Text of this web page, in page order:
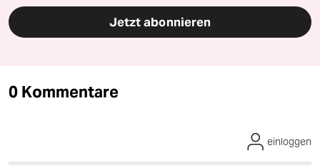
Jetzt abonnieren
0 Kommentare
einloggen